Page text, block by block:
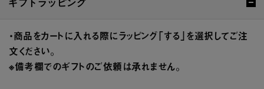
ギフトラッピング
・商品をカートに入れる際にラッピング「する」を選択してご注
文ください。
※備考欄でのギフトのご依頼は承れません。